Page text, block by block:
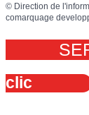
© Direction de
comarquage
clic